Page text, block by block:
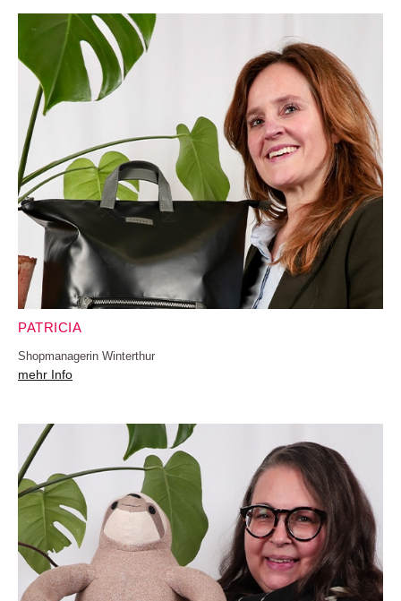
PATRICIA
Shopmanagerin Winterthur
mehr Info